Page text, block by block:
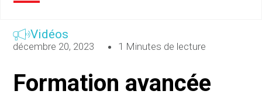
Vidéos
décembre 20, 2023 1 Minutes de lecture
Formation avancée